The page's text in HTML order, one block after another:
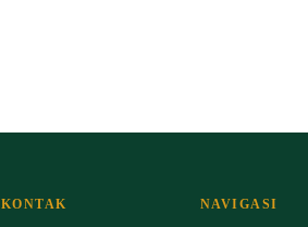
KONTAK NAVIGASI